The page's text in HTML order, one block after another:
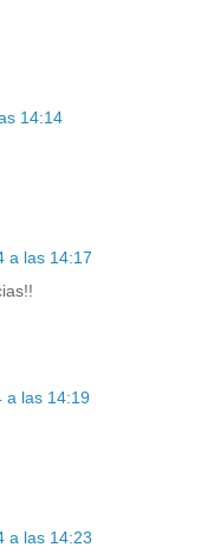
14:14
a las 14:17
a las 14:19
a las 14:23